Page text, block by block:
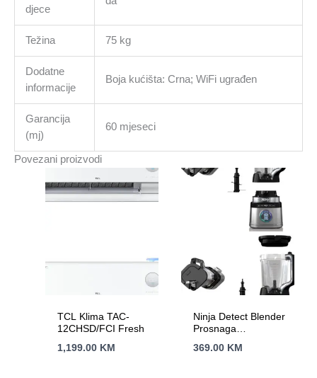
djece
Težina 75 kg
Dodatne
informacije
Boja kućišta: Crna; WiFi ugrađen
Garancija
(mj)
60 mjeseci
Povezani proizvodi
TCL Klima TAC-
12CHSD/FCI Fresh
1,199.00 KM
Ninja Detect Blender
Prosnaga
tehn.15 funk,2.1L
369.00 KM